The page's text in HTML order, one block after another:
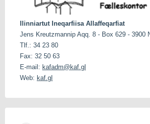
Ilinniartut Ineqarfiisa Allaffeqarfiat
Jens Kreutzmannip Aqq. 8 - Box 629 - 3900
Tlf.: 34 23 80
Fax: 32 50 63
E-mail: kafadm@kaf.gl
Web: kaf.gl